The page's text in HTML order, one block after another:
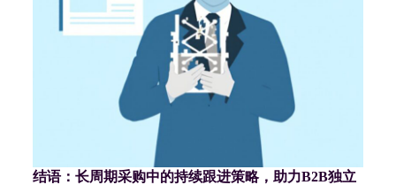
结语：长周期采购中的持续跟进策略，助力B2B独立